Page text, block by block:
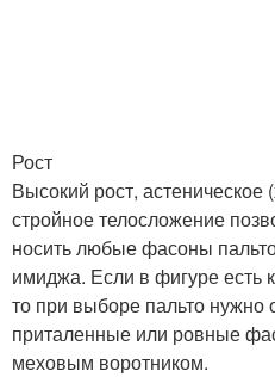
Рост
Высокий рост,
стройное телосложение
носить любые фасоны
имиджа. Если в фигуре есть
то при выборе пальто нужно
приталенные или ровные
меховым воротником.